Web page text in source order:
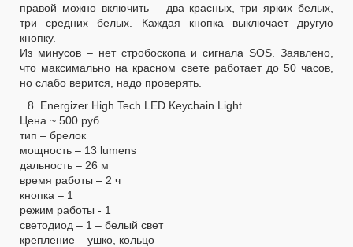
правой можно включить – два красных, три ярких белых,
три средних белых. Каждая кнопка выключает другую
кнопку.
Из минусов – нет стробоскопа и сигнала SOS. Заявлено,
что максимально на красном свете работает до 50 часов,
но слабо верится, надо проверять.
8. Energizer High Tech LED Keychain Light
Цена ~ 500 руб.
тип – брелок
мощность – 13 lumens
дальность – 26 м
время работы – 2 ч
кнопка – 1
режим работы - 1
светодиод – 1 – белый свет
крепление – ушко, кольцо